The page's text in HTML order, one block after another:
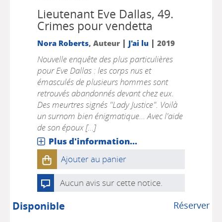
Lieutenant Eve Dallas, 49.
Crimes pour vendetta
Nora Roberts, Auteur | J'ai lu | 2019
Nouvelle enquête des plus particulières
pour Eve Dallas : les corps nus et
émasculés de plusieurs hommes sont
retrouvés abandonnés devant chez eux.
Des meurtres signés "Lady Justice". Voilà
un surnom bien énigmatique... Avec l'aide
de son époux [...]
Plus d'information...
Ajouter au panier
Aucun avis sur cette notice.
Réserver
Disponible